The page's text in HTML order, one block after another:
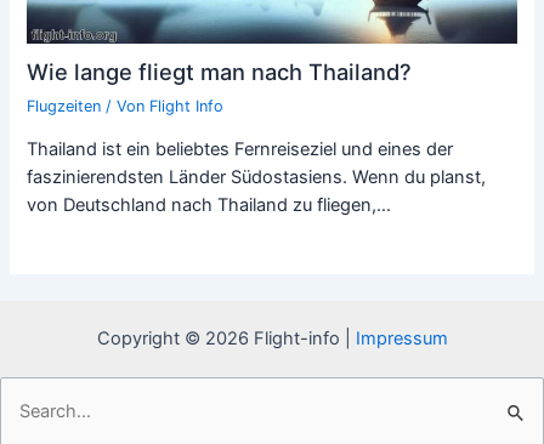
Wie lange fliegt man nach Thailand?
Flugzeiten / Von Flight Info
Thailand ist ein beliebtes Fernreiseziel und eines der
faszinierendsten Länder Südostasiens. Wenn du planst,
von Deutschland nach Thailand zu fliegen,…
Copyright © 2026 Flight-info | Impressum
nach: